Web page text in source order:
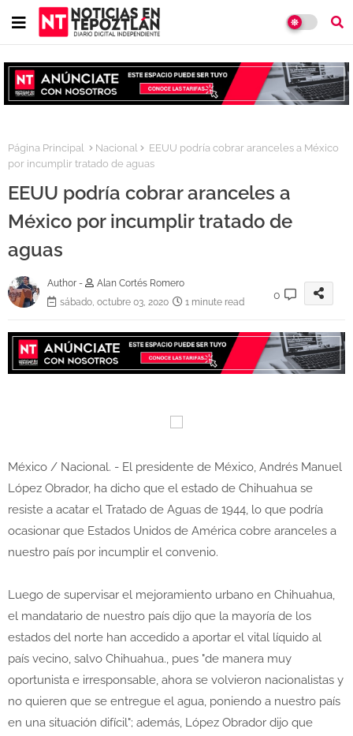
Página Principal Nacional
EEUU podría cobrar aranceles a México
por incumplir tratado de aguas
EEUU podría cobrar aranceles a
México por incumplir tratado de
aguas
Author -
Alan Cortés Romero
sábado, octubre 03, 2020
1 minute read
0
México / Nacional. - El presidente de México, Andrés Manuel
López Obrador, ha dicho que el estado de Chihuahua se
resiste a acatar el Tratado de Aguas de 1944, lo que podría
ocasionar que Estados Unidos de América cobre aranceles a
nuestro país por incumplir el convenio.
Luego de supervisar el mejoramiento urbano en Chihuahua,
el mandatario de nuestro país dijo que la mayoría de los
estados del norte han accedido a aportar el vital líquido al
país vecino, salvo Chihuahua., pues "de manera muy
oportunista e irresponsable, ahora se volvieron nacionalistas y
no quieren que se entregue el agua, poniendo a nuestro país
en una situación difícil"; además, López Obrador dijo que